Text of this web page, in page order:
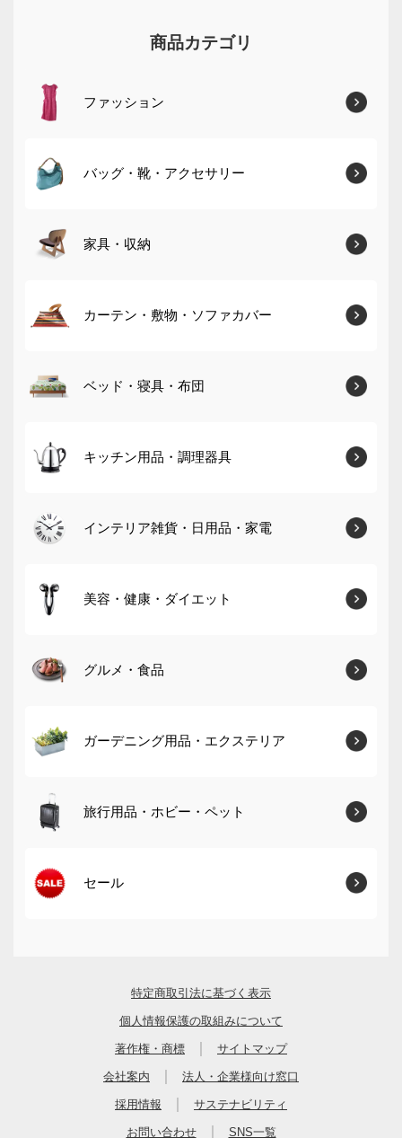
商品カテゴリ
ファッション
バッグ・靴・アクセサリー
家具・収納
カーテン・敷物・ソファカバー
ベッド・寝具・布団
キッチン用品・調理器具
インテリア雑貨・日用品・家電
美容・健康・ダイエット
グルメ・食品
ガーデニング用品・エクステリア
旅行用品・ホビー・ペット
セール
特定商取引法に基づく表示
個人情報保護の取組みについて
著作権・商標 サイトマップ
会社案内 法人・企業様向け窓口
採用情報 サステナビリティ
お問い合わせ SNS一覧